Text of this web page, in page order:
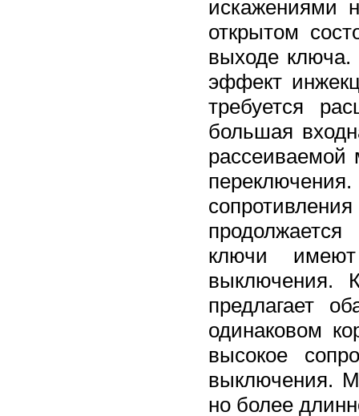
искажениями
открытом
выходе
эффект
требуется
большая
рассеиваемой
ключи
выключения.
предлагает
одинаковом
высокое
выключения.
но более